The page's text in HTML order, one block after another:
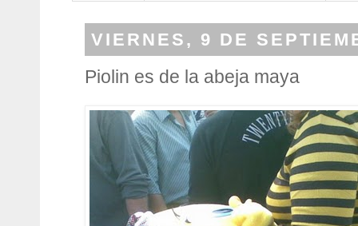
VIERNES, 9 DE
Piolin es de la abeja maya